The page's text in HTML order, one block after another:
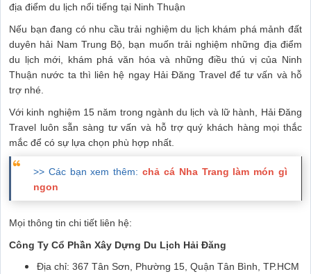
địa điểm du lịch nổi tiếng tại Ninh Thuận
Nếu bạn đang có nhu cầu trải nghiệm du lịch khám phá mảnh đất
duyên hải Nam Trung Bộ, bạn muốn trải nghiệm những địa điểm
du lịch mới, khám phá văn hóa và những điều thú vị của Ninh
Thuận nước ta thì liên hệ ngay Hải Đăng Travel để tư vấn và hỗ
trợ nhé.
Với kinh nghiệm 15 năm trong ngành du lịch và lữ hành, Hải Đăng
Travel luôn sẵn sàng tư vấn và hỗ trợ quý khách hàng mọi thắc
mắc để có sự lựa chọn phù hợp nhất.
>> Các bạn xem thêm:chả cá Nha Trang làm món gì
ngon
Mọi thông tin chi tiết liên hệ:
Công Ty Cổ Phần Xây Dựng Du Lịch Hải Đăng
Địa chỉ: 367 Tân Sơn, Phường 15, Quận Tân Bình, TP.HCM